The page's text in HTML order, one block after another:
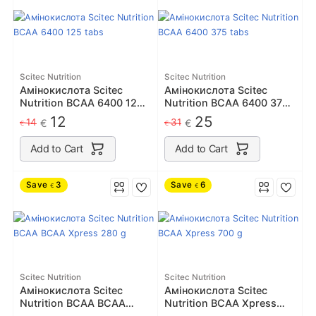
Scitec Nutrition
Амінокислота Scitec
Nutrition BCAA 6400 125
€14 € 12
Add to Cart
Scitec Nutrition
Амінокислота Scitec
Nutrition BCAA 6400 375
€31 € 25
Add to Cart
Save € 3
Scitec Nutrition
Амінокислота Scitec
Nutrition BCAA BCAA
Save € 6
Scitec Nutrition
Амінокислота Scitec
Nutrition BCAA Xpress